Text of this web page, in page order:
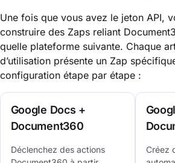
Une fois que vous avez le jeton API,
construire des Zaps reliant
quelle plateforme suivante. Chaque
d’utilisation présente un Zap
configuration étape par étape :
Google Docs +
Document360
Déclenchez des actions
Créez